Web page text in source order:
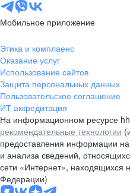
Мобильное приложение
Этика и комплаенс
Оказание услуг
Использование сайтов
Защита персональных данных
Пользовательское соглашение
ИТ аккредитация
На информационном ресурсе
рекомендательные технологии
предоставления информации
и анализа сведений,
сети «Интернет», находящихся
Федерации)